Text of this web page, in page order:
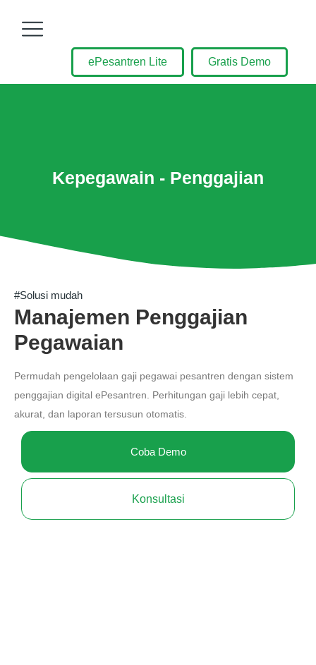
ePesantren Lite Gratis Demo
Kepegawain - Penggajian
#Solusi mudah
Manajemen Penggajian
Pegawaian
Permudah pengelolaan gaji pegawai pesantren dengan sistem
penggajian digital ePesantren. Perhitungan gaji lebih cepat,
akurat, dan laporan tersusun otomatis.
Coba Demo
Konsultasi